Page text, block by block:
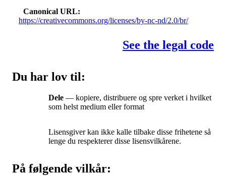
Canonical URL
https://creativecommons.org/licenses/by-nc-nd/2.0/br/
See the legal code
Du har lov til:
Dele — kopiere, distribuere og spre verket i hvilket
som helst medium eller format
Lisensgiver kan ikke kalle tilbake disse frihetene så
lenge du respekterer disse lisensvilkårene.
På følgende vilkår: